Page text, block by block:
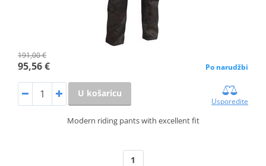
191,00 €
95,56 € Po narudžbi
U košaricu
Usporedite
Modern riding pants with excellent fit
1